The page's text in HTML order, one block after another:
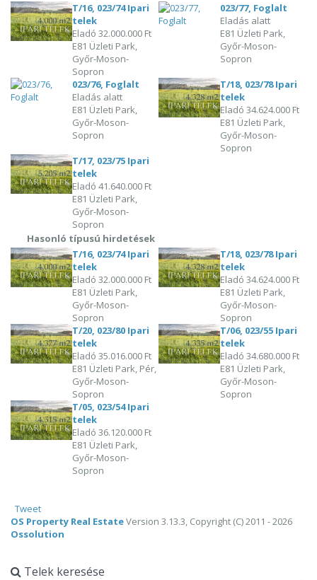
T/16, 023/74 Ipari
telek
Eladó32.000.000 Ft
E81 Üzleti Park,
Győr-Moson-
Sopron
023/77, Foglalt
Eladás alatt
E81 Üzleti Park,
Győr-Moson-
Sopron
023/76, Foglalt
Eladás alatt
E81 Üzleti Park,
Győr-Moson-
Sopron
T/18, 023/78 Ipari
telek
Eladó34.624.000 Ft
E81 Üzleti Park,
Győr-Moson-
Sopron
T/17, 023/75 Ipari
telek
Eladó41.640.000 Ft
E81 Üzleti Park,
Győr-Moson-
Sopron
Hasonló típusú hirdetések
T/16, 023/74 Ipari
telek
Eladó32.000.000 Ft
E81 Üzleti Park,
Győr-Moson-
Sopron
T/18, 023/78 Ipari
telek
Eladó34.624.000 Ft
E81 Üzleti Park,
Győr-Moson-
Sopron
T/20, 023/80 Ipari
telek
Eladó35.016.000 Ft
E81 Üzleti Park, Pér,
Győr-Moson-
Sopron
T/06, 023/55 Ipari
telek
Eladó34.680.000 Ft
E81 Üzleti Park,
Győr-Moson-
Sopron
T/05, 023/54 Ipari
telek
Eladó36.120.000 Ft
E81 Üzleti Park,
Győr-Moson-
Sopron
Tweet
OS Property Real EstateVersion 3.13.3, Copyright (C) 2011 - 2026
Ossolution
Telek keresése